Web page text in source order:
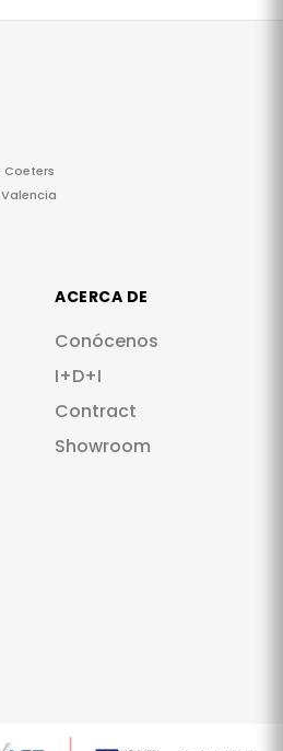
Coeters
ACERCA DE
Conócenos
I+D+I
Contract
Showroom